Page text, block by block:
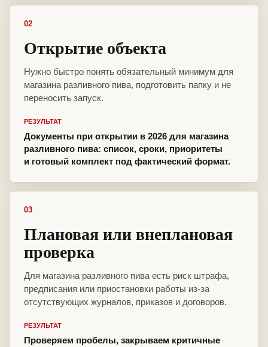
02
Открытие объекта
Нужно быстро понять обязательный минимум для
магазина разливного пива, подготовить папку и не
переносить запуск.
РЕЗУЛЬТАТ
Документы при открытии в 2026 для магазина
разливного пива: список, сроки, приоритеты
и готовый комплект под фактический формат.
03
Плановая или внеплановая
проверка
Для магазина разливного пива есть риск штрафа,
предписания или приостановки работы из-за
отсутствующих журналов, приказов и договоров.
РЕЗУЛЬТАТ
Проверяем пробелы, закрываем критичные